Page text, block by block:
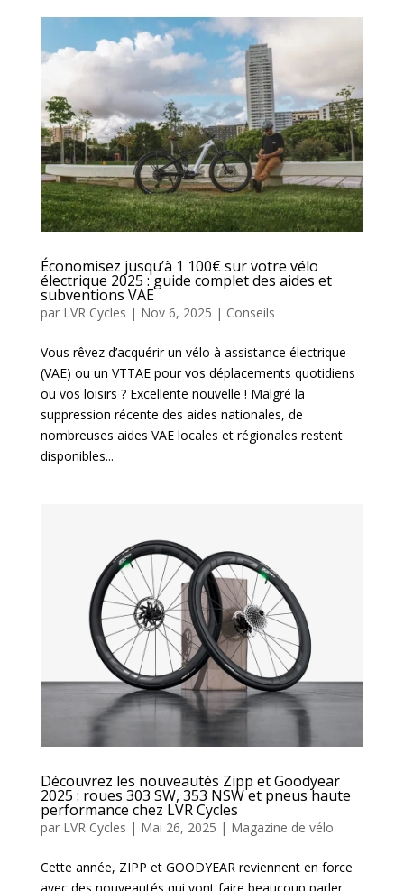
Économisez jusqu’à 1 100€ sur votre vélo
électrique 2025 : guide complet des aides et
subventions VAE
par LVR Cycles | Nov 6, 2025 | Conseils
Vous rêvez d’acquérir un vélo à assistance électrique
(VAE) ou un VTTAE pour vos déplacements quotidiens
ou vos loisirs ? Excellente nouvelle ! Malgré la
suppression récente des aides nationales, de
nombreuses aides VAE locales et régionales restent
disponibles...
Découvrez les nouveautés Zipp et Goodyear
2025 : roues 303 SW, 353 NSW et pneus haute
performance chez LVR Cycles
par LVR Cycles | Mai 26, 2025 | Magazine de vélo
Cette année, ZIPP et GOODYEAR reviennent en force